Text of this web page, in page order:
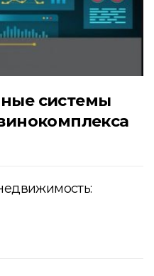
системы